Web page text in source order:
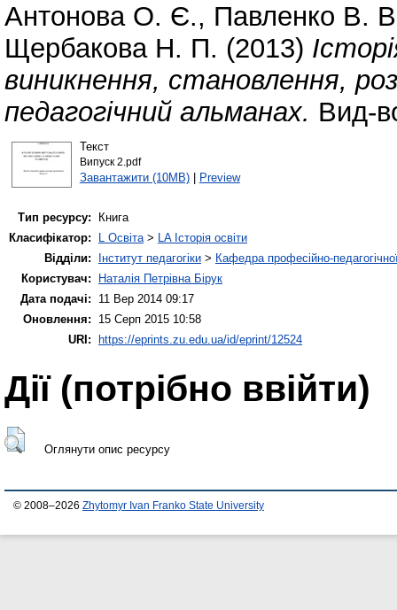
Антонова О. Є., Павленко В.
Щербакова Н. П. (2013)
виникнення, становлення,
педагогічний альманах. Вид-
Текст
Випуск 2.pdf
Завантажити (10MB)| Preview
Тип ресурсу:
Книга
Класифікатор:
L Освіта> LA Історія освіти
Відділи:
Інститут педагогіки > Кафедра професійно-
Користувач:
Наталія Петрівна Бірук
Дата подачі:
11 Вер 2014 09:17
Оновлення:
15 Серп 2015 10:58
URI:
https://eprints.zu.edu.ua/id/eprint/12524
Дії ​​(потрібно ввійти)
Оглянути опис ресурсу
© 2008–2026 Zhytomyr Ivan Franko State University